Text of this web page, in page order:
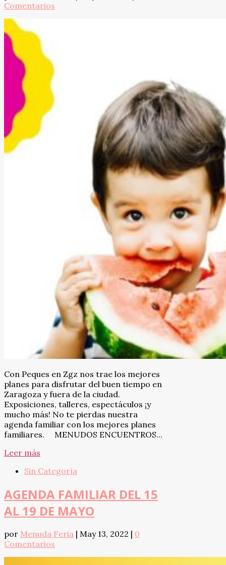
Comentarios
Con Peques en Zgz nos trae los mejores
planes para disfrutar del buen tiempo en
Zaragoza y fuera de la ciudad.
Exposiciones, talleres, espectáculos ¡y
mucho más! No te pierdas nuestra
agenda familiar con los mejores planes
familiares. MENUDOS ENCUENTROS...
Leer más
Sin Categoría
AGENDA FAMILIAR DEL 15
AL 19 DE MAYO
por Menuda Feria | May 13, 2022 | 0
Comentarios